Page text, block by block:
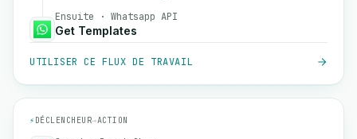
Ensuite · Whatsapp API
Get Templates
UTILISER CE FLUX DE TRAVAIL
⚡ DÉCLENCHEUR→ACTION